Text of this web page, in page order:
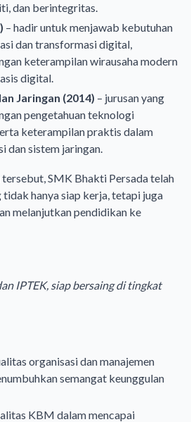
dan berintegritas.
– hadir untuk menjawab kebutuhan
dan transformasi digital,
keterampilan wirausaha modern
digital.
Jaringan (2014) – jurusan yang
pengetahuan teknologi
keterampilan praktis dalam
dan sistem jaringan.
SMK Bhakti Persada telah
tidak hanya siap kerja, tetapi juga
melanjutkan pendidikan ke
IPTEK, siap bersaing di tingkat
organisasi dan manajemen
semangat keunggulan
KBM dalam mencapai